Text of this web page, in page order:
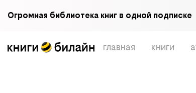
Огромная библиотека книг в одной подписке
главная книги